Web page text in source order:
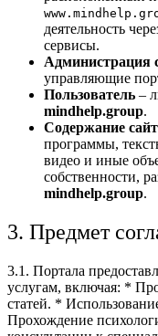
деятельность
сервисы.
Администрация
управляющие
Пользователь –
mindhelp.group.
Содержание
программы,
видео и иные
собственности,
mindhelp.group.
3. Предмет
3.1. Портала
услугам, включая: *
статей. *
Прохождение